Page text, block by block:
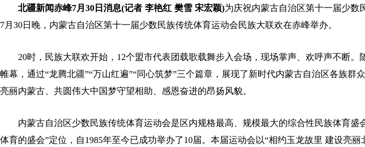
北疆新闻赤峰7月30日消息(记者 李艳红 樊雪 宋宏颖)为庆祝内蒙古自治区第十一届少数
7月30日晚，内蒙古自治区第十一届少数民族传统体育运动会民族大联欢在赤峰举办。
20时，民族大联欢开始，12个盟市代表团载歌载舞步入会场，现场掌声、欢呼声不断。
帷幕，通过“龙腾北疆”“万山红遍”“同心筑梦”三个篇章，展现了新时代内蒙古自治区各族群
亮丽内蒙古、共圆伟大中国梦守望相助、感恩奋进的昂扬风貌。
内蒙古自治区少数民族传统体育运动会是区内规格最高、规模最大的综合性民族体育盛
体育的盛会”定位，自1985年至今已成功举办了10届。本届运动会以“相约玉龙故里 建设亮